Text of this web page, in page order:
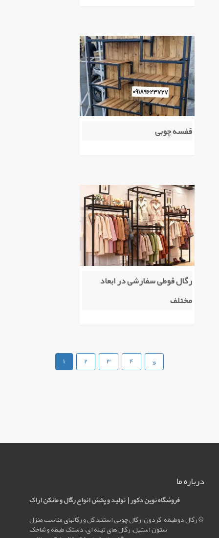
قفسه چوبی
رگال قوطی سفارشی در ابعاد
مختلف
1 2 3 4
درباره ما
فروشگاه نوين دکور | تولید و پخش انواع رگال و مانکن اراک
رگال دوطبقه، گردون، رگال چوبی استند گل و رگالهای مناسب منزل💠
ستون استیل، رگال های تیله ای، دستک طبقه و شاخک